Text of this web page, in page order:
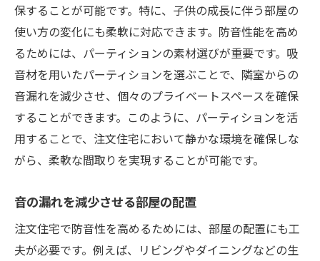
保することが可能です。特に、子供の成長に伴う部屋の
使い方の変化にも柔軟に対応できます。防音性能を高め
るためには、パーティションの素材選びが重要です。吸
音材を用いたパーティションを選ぶことで、隣室からの
音漏れを減少させ、個々のプライベートスペースを確保
することができます。このように、パーティションを活
用することで、注文住宅において静かな環境を確保しな
がら、柔軟な間取りを実現することが可能です。
音の漏れを減少させる部屋の配置
注文住宅で防音性を高めるためには、部屋の配置にも工
夫が必要です。例えば、リビングやダイニングなどの生